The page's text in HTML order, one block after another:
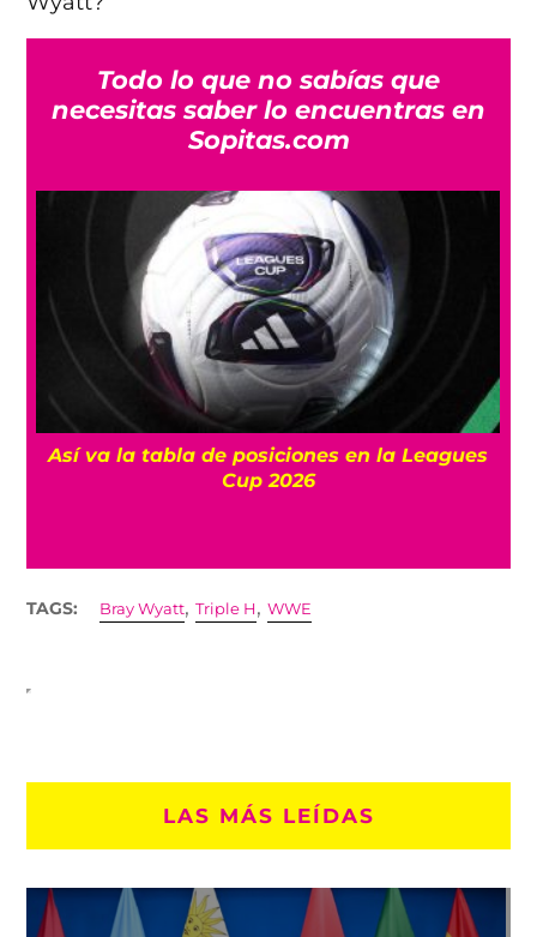
Todo lo que no sabías que
necesitas saber lo encuentras en
Sopitas.com
¿Infantino usaría la final del Mundial 2030
para mantenerse como presidente de la
TAGS: Bray Wyatt,Triple H,WWE
LAS MÁS LEÍDAS